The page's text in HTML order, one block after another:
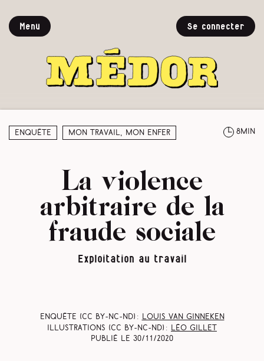
Menu Se connecter
Enquête Mon travail, mon enfer 8min
La violence
arbitraire de la
fraude sociale
Exploitation au travail
Enquête (CC BY-NC-ND) :
Louis Van Ginneken
Illustrations (CC BY-NC-ND) :
Léo Gillet
Publié le 30/11/2020